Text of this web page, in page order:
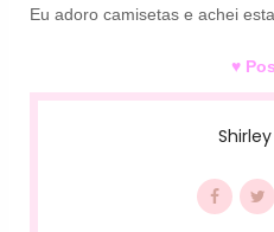
Eu adoro camisetas e achei
♥